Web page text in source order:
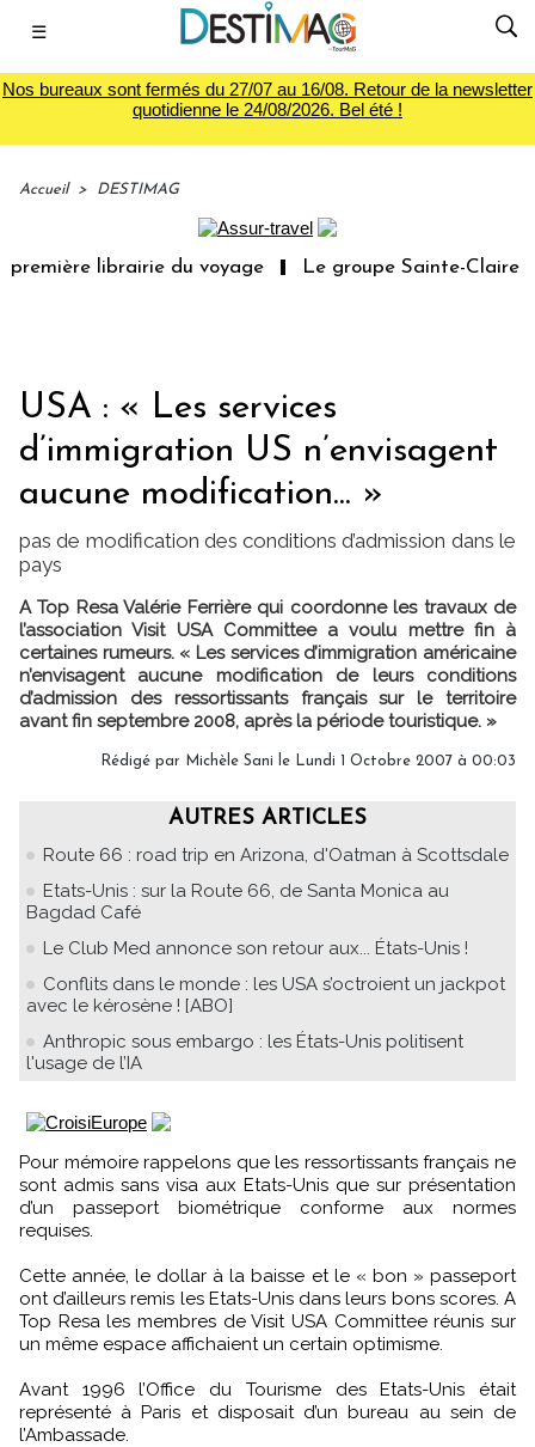
☰
Nos bureaux sont fermés du 27/07 au 16/08. Retour de la newsletter
quotidienne le 24/08/2026. Bel été !
Accueil > DESTIMAG
librairie du voyage Le groupe Sainte-Claire
USA : « Les services
d’immigration US n’envisagent
aucune modification... »
pas de modification des conditions d’admission dans le
pays
A Top Resa Valérie Ferrière qui coordonne les travaux de
l’association Visit USA Committee a voulu mettre fin à
certaines rumeurs. « Les services d’immigration américaine
n’envisagent aucune modification de leurs conditions
d’admission des ressortissants français sur le territoire
avant fin septembre 2008, après la période touristique. »
Rédigé par Michèle Sani le Lundi 1 Octobre 2007 à 00:03
AUTRES ARTICLES
Route 66 : road trip en Arizona, d'Oatman à Scottsdale
Etats-Unis : sur la Route 66, de Santa Monica au
Bagdad Café
Le Club Med annonce son retour aux... États-Unis !
Conflits dans le monde : les USA s’octroient un jackpot
avec le kérosène ! [ABO]
Anthropic sous embargo : les États-Unis politisent
l'usage de l’IA
Pour mémoire rappelons que les ressortissants français ne
sont admis sans visa aux Etats-Unis que sur présentation
d’un passeport biométrique conforme aux normes
requises.
Cette année, le dollar à la baisse et le « bon » passeport
ont d’ailleurs remis les Etats-Unis dans leurs bons scores. A
Top Resa les membres de Visit USA Committee réunis sur
un même espace affichaient un certain optimisme.
Avant 1996 l’Office du Tourisme des Etats-Unis était
représenté à Paris et disposait d’un bureau au sein de
l’Ambassade.